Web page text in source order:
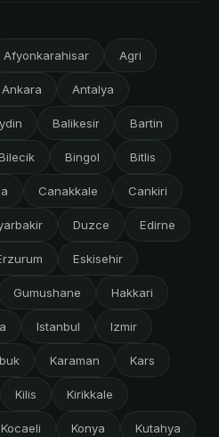
Afyonkarahisar Agri
Ankara Antalya
Balikesir Bartin
Bingol Bitlis
Canakkale Cankiri
Duzce Edirne
Eskisehir
Gumushane Hakkari
Istanbul Izmir
Karaman Kars
Kilis Kirikkale
Kocaeli Konya Kutahya